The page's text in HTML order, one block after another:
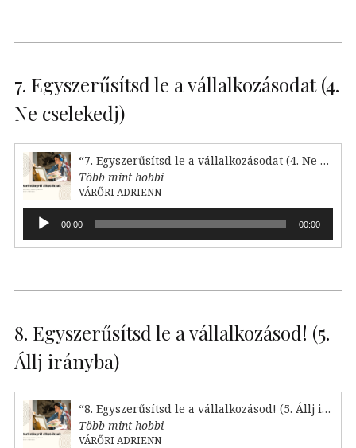
7. Egyszerűsítsd le a vállalkozásodat (4.
Ne cselekedj)
“7. Egyszerűsítsd le a vállalkozásodat (4. Ne cselekedj)”
Több mint hobbi
VÁRŐRI ADRIENN
Audió
lejátszó00:00 00:00
8. Egyszerűsítsd le a vállalkozásod! (5.
Állj irányba)
“8. Egyszerűsítsd le a vállalkozásod! (5. Állj irányba)”
Több mint hobbi
VÁRŐRI ADRIENN